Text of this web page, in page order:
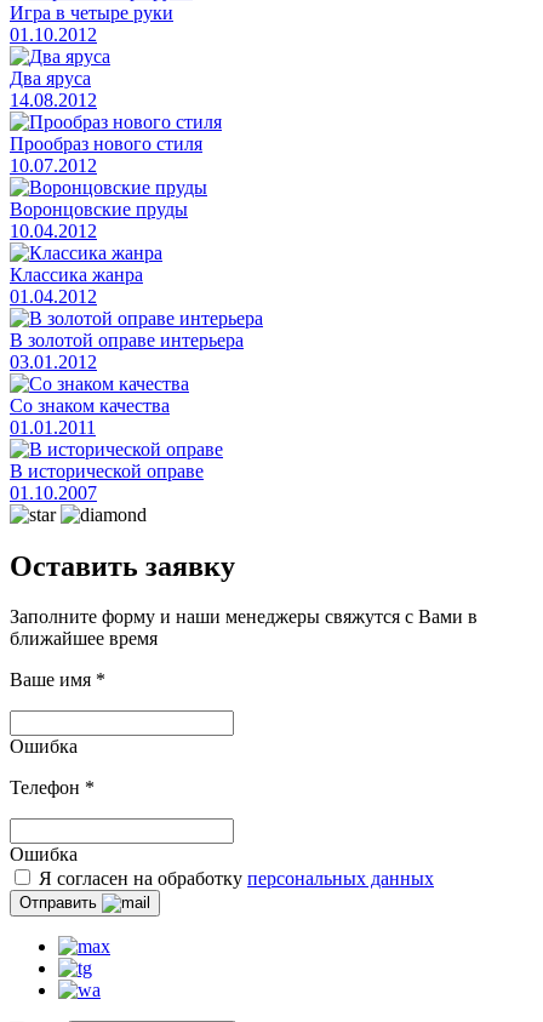
Игра в четыре руки
01.10.2012
Два яруса
14.08.2012
Прообраз нового стиля
10.07.2012
Воронцовские пруды
10.04.2012
Классика жанра
01.04.2012
В золотой оправе интерьера
03.01.2012
Со знаком качества
01.01.2011
В исторической оправе
01.10.2007
Оставить заявку
Заполните форму и наши менеджеры свяжутся с Вами в
ближайшее время
Ваше имя *
Ошибка
Телефон *
Ошибка
Я согласен на обработку персональных данных
Отправить